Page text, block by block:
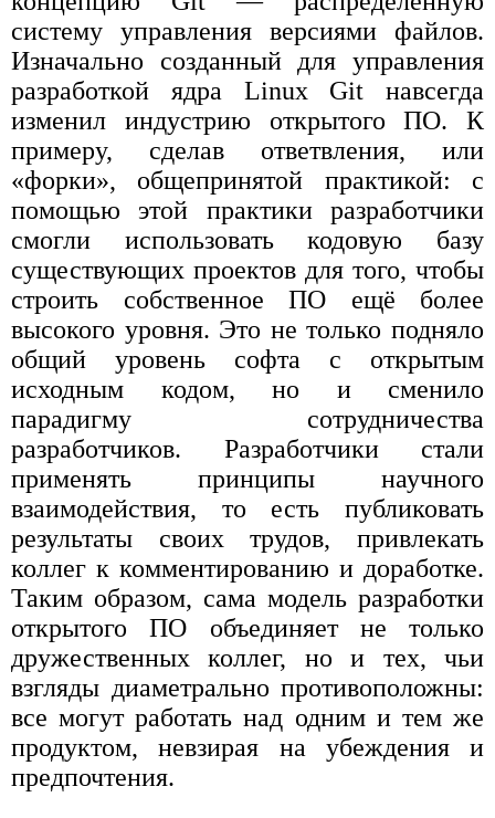
систему управления версиями файлов.
Изначально созданный для управления
разработкой ядра Linux Git навсегда
изменил индустрию открытого ПО. К
примеру, сделав ответвления, или
«форки», общепринятой практикой: с
помощью этой практики разработчики
смогли использовать кодовую базу
существующих проектов для того, чтобы
строить собственное ПО ещё более
высокого уровня. Это не только подняло
общий уровень софта с открытым
исходным кодом, но и сменило
парадигму сотрудничества
разработчиков. Разработчики стали
применять принципы научного
взаимодействия, то есть публиковать
результаты своих трудов, привлекать
коллег к комментированию и доработке.
Таким образом, сама модель разработки
открытого ПО объединяет не только
дружественных коллег, но и тех, чьи
взгляды диаметрально противоположны:
все могут работать над одним и тем же
продуктом, невзирая на убеждения и
предпочтения.